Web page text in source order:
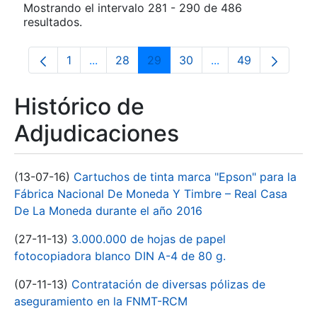
Mostrando el intervalo 281 - 290 de 486
resultados.
Página
1 ...Páginas intermedias Use TAB para
Página
28 Página
29 Página
30 ...PáginasPágina
49
Histórico de
Adjudicaciones
(13-07-16) Cartuchos de tinta marca "Epson" para la
Fábrica Nacional De Moneda Y Timbre – Real Casa
De La Moneda durante el año 2016
(27-11-13) 3.000.000 de hojas de papel
fotocopiadora blanco DIN A-4 de 80 g.
(07-11-13) Contratación de diversas pólizas de
aseguramiento en la FNMT-RCM